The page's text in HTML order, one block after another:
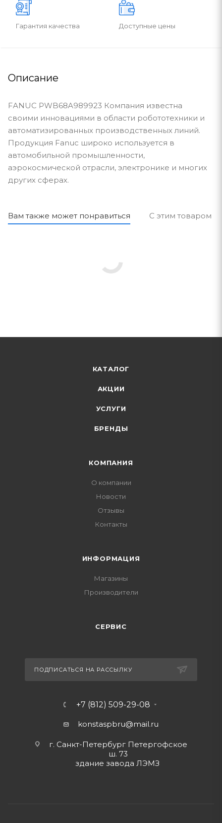
Гарантия качества Доступные цены
Описание
FANUC PWB68A989923 Компания известна
своими инновациями в области робототехники и
автоматизированных производственных линий.
Продукция Fanuc широко используется в
автомобильной промышленности,
аэрокосмической отрасли, электронике и многих
других сферах.
Вам также может понравиться С этим товаром
КАТАЛОГ
АКЦИИ
УСЛУГИ
БРЕНДЫ
КОМПАНИЯ
О компании
Новости
Отзывы
Контакты
ИНФОРМАЦИЯ
Магазины
Производители
СЕРВИС
ПОДПИСАТЬСЯ НА РАССЫЛКУ
+7 (812) 509-29-08
konstaspbru@mail.ru
г. Санкт-Петербург Петергофское
ш. 73
здание завода ЛЭМЗ